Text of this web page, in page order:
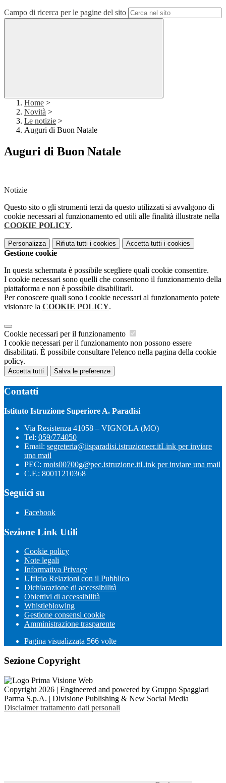
Campo di ricerca per le pagine del sito
Home >
Novità >
Le notizie >
Auguri di Buon Natale
Auguri di Buon Natale
Notizie
Questo sito o gli strumenti terzi da questo utilizzati si avvalgono di
cookie necessari al funzionamento ed utili alle finalità illustrate nella
COOKIE POLICY.
Personalizza Rifiuta tutti i cookies Accetta tutti i cookies
Gestione cookie
In questa schermata è possibile scegliere quali cookie consentire.
I cookie necessari sono quelli che consentono il funzionamento della
piattaforma e non è possibile disabilitarli.
Per conoscere quali sono i cookie necessari al funzionamento potete
visionare la COOKIE POLICY.
Cookie necessari per il funzionamento
I cookie necessari per il funzionamento non possono essere
disabilitati. È possibile consultare l'elenco nella pagina della cookie
policy.
Accetta tutti Salva le preferenze
Contatti
Istituto Istruzione Superiore A. Paradisi
Via Resistenza 41058 – VIGNOLA (MO)
Tel: 059/774050
Email: segreteria@iisparadisi.istruzioneer.itLink per inviare
una mail
PEC: mois00700g@pec.istruzione.itLink per inviare una mail
C.F.: 80011210368
Seguici su
Facebook
Sezione Link Utili
Cookie policy
Note legali
Informativa Privacy
Ufficio Relazioni con il Pubblico
Dichiarazione di accessibilità
Obiettivi di accessibilità
Whistleblowing
Gestione consensi cookie
Amministrazione trasparente
Pagina visualizzata 566 volte
Sezione Copyright
Copyright 2026 | Engineered and powered by Gruppo Spaggiari
Parma S.p.A. | Divisione Publishing & New Social Media
Disclaimer trattamento dati personali